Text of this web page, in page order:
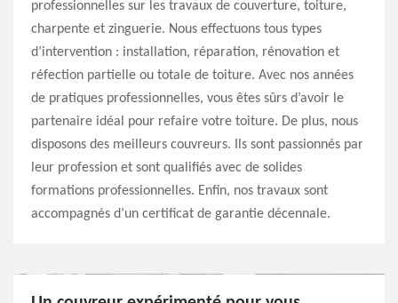
professionnelles sur les travaux de couverture, toiture,
charpente et zinguerie. Nous effectuons tous types
d’intervention : installation, réparation, rénovation et
réfection partielle ou totale de toiture. Avec nos années
de pratiques professionnelles, vous êtes sûrs d’avoir le
partenaire idéal pour refaire votre toiture. De plus, nous
disposons des meilleurs couvreurs. Ils sont passionnés par
leur profession et sont qualifiés avec de solides
formations professionnelles. Enfin, nos travaux sont
accompagnés d’un certificat de garantie décennale.